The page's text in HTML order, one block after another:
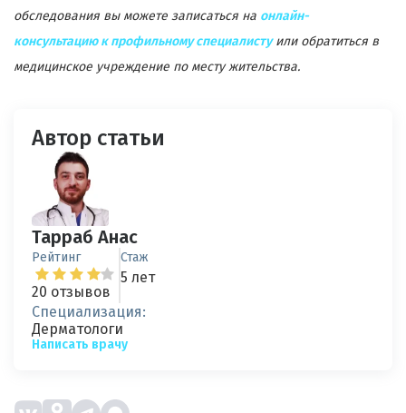
обследования вы можете записаться на онлайн-
консультацию к профильному специалистуили обратиться в
медицинское учреждение по месту жительства.
Автор статьи
Тарраб Анас
Рейтинг
20 отзывов
Стаж
5 лет
Специализация:
Дерматологи
Написать врачу